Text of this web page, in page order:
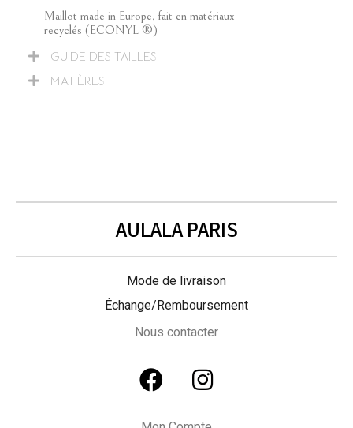
Maillot made in Europe, fait en matériaux
recyclés (ECONYL ®)
GUIDE DES TAILLES
MATIÈRES
AULALA PARIS
Mode de livraison
Échange/Remboursement
Nous contacter